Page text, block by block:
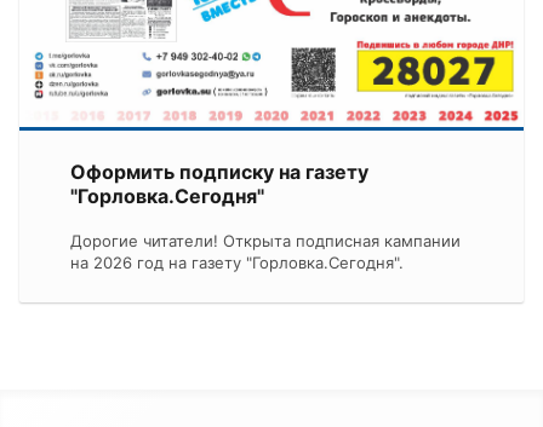
Оформить подписку на газету
"Горловка.Сегодня"
Дорогие читатели! Открыта подписная кампании
на 2026 год на газету "Горловка.Сегодня".